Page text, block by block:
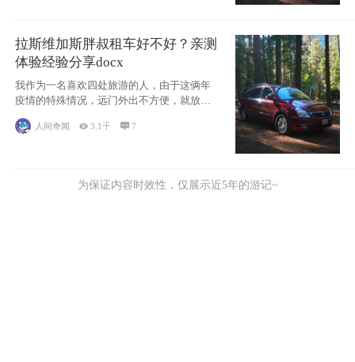
拉斯维加斯胖叔租车好不好？亲测
体验经验分享docx
我作为一名喜欢四处旅游的人，由于这俩年
疫情的特殊情况，远门外出不方便，就放弃
了去美国
人间奇闻 3.1千 7
为保证内容时效性，仅展示近5年的游记~